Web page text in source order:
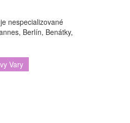
nespecializované
Berlín, Benátky,
Vary